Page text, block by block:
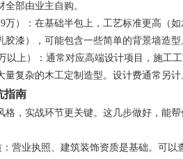
部由业主自购。
万）：在基础半包上，工艺标准更高（
胶漆），可能包含一些简单的背景墙造型
以上）：通常对应高端设计项目，施工
量复杂的木工定制造型。设计费通常另计
指南
格，实战环节更关键。这几步做好，能帮
营业执照、建筑装饰资质是基础。可